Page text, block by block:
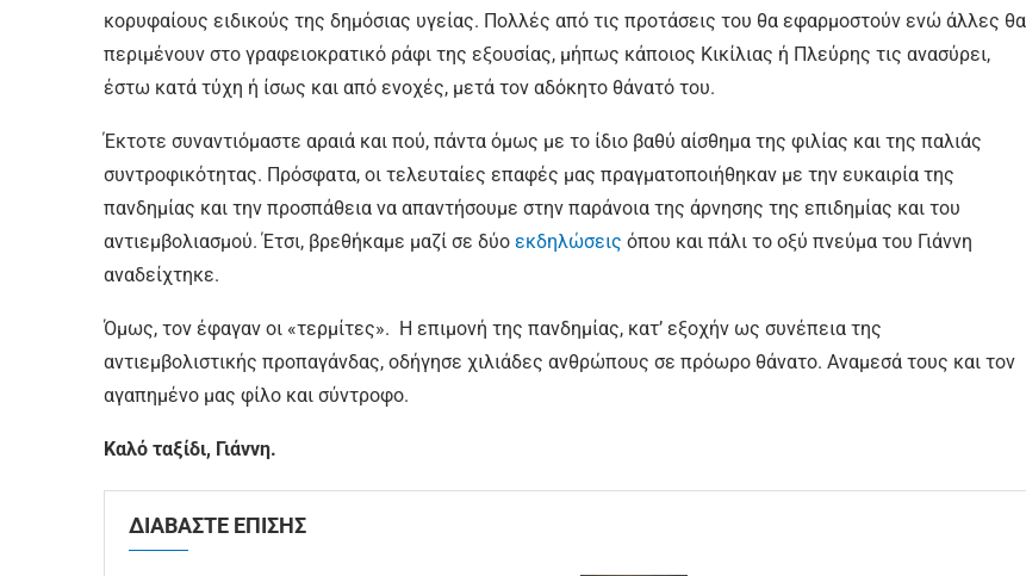
κορυφαίους ειδικούς της δημόσιας υγείας. Πολλές από τις προτάσεις του θα εφαρμοστούν ενώ άλλες θα
περιμένουν στο γραφειοκρατικό ράφι της εξουσίας, μήπως κάποιος Κικίλιας ή Πλεύρης τις ανασύρει,
έστω κατά τύχη ή ίσως και από ενοχές, μετά τον αδόκητο θάνατό του.
Έκτοτε συναντιόμαστε αραιά και πού, πάντα όμως με το ίδιο βαθύ αίσθημα της φιλίας και της παλιάς
συντροφικότητας. Πρόσφατα, οι τελευταίες επαφές μας πραγματοποιήθηκαν με την ευκαιρία της
πανδημίας και την προσπάθεια να απαντήσουμε στην παράνοια της άρνησης της επιδημίας και του
αντιεμβολιασμού. Έτσι, βρεθήκαμε μαζί σε δύο εκδηλώσεις όπου και πάλι το οξύ πνεύμα του Γιάννη
αναδείχτηκε.
Όμως, τον έφαγαν οι «τερμίτες». Η επιμονή της πανδημίας, κατ’ εξοχήν ως συνέπεια της
αντιεμβολιστικής προπαγάνδας, οδήγησε χιλιάδες ανθρώπους σε πρόωρο θάνατο. Αναμεσά τους και τον
αγαπημένο μας φίλο και σύντροφο.
Καλό ταξίδι, Γιάννη.
ΔΙΑΒΑΣΤΕ ΕΠΙΣΗΣ